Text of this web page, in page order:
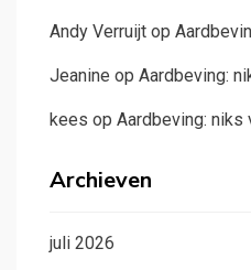
Andy Verruijt op
Jeanine op Aardbeving:
kees op Aardbeving: niks
Archieven
juli 2026